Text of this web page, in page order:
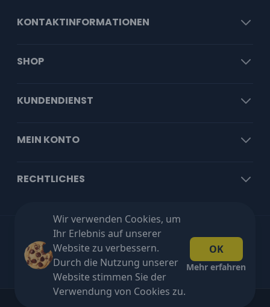
Wir verwenden Cookies, um
Ihr Erlebnis auf unserer
Website zu verbessern.
Durch die Nutzung unserer
Website stimmen Sie der
Verwendung von Cookies zu.
OK
Mehr erfahren
KONTAKTINFORMATIONEN
SHOP
KUNDENDIENST
MEIN KONTO
RECHTLICHES
Kostenloser Versand ab €100 exkl. MwSt!